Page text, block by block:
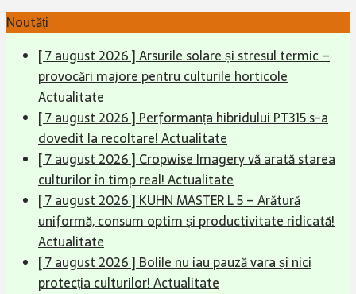
Noutăți
[ 7 august 2026 ]Arsurile solare și stresul termic –
provocări majore pentru culturile horticole
Actualitate
[ 7 august 2026 ] Performanța hibridului PT315 s-a
dovedit la recoltare!Actualitate
[ 7 august 2026 ] Cropwise Imagery vă arată starea
culturilor în timp real!Actualitate
[ 7 august 2026 ] KUHN MASTER L 5 – Arătură
uniformă, consum optim și productivitate ridicată!
Actualitate
[ 7 august 2026 ] Bolile nu iau pauză vara și nici
protecția culturilor!Actualitate